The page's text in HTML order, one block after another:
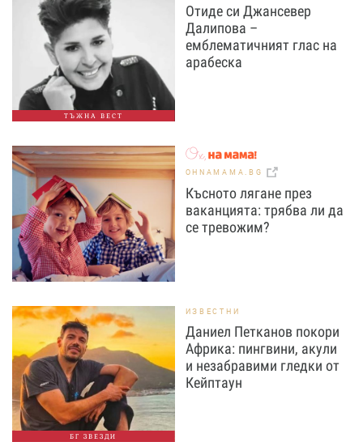
ТЪЖНА ВЕСТ
Отиде си Джансевер
Далипова –
емблематичният глас на
арабеска
OHNAMAMA.BG
Късното лягане през
ваканцията: трябва ли да
се тревожим?
БГ ЗВЕЗДИ
ИЗВЕСТНИ
Даниел Петканов покори
Африка: пингвини, акули
и незабравими гледки от
Кейптаун